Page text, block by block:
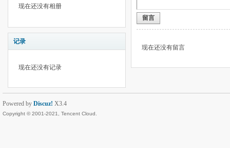
现在还没有相册
记录
现在还没有记录
留言
现在还没有留言
Powered by Discuz! X3.4
Copyright © 2001-2021, Tencent Cloud.